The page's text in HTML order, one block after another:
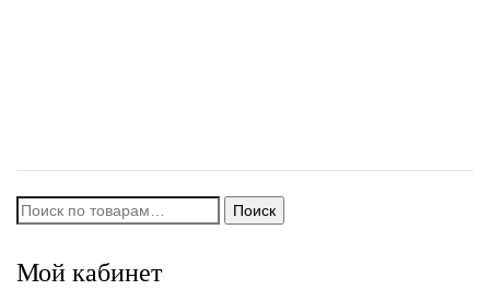
Искать: Поиск
Мой кабинет